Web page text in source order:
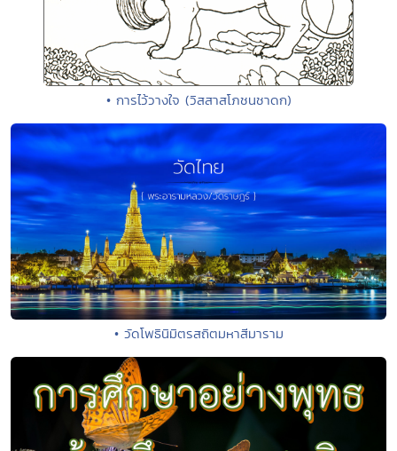
• การไว้วางใจ (วิสสาสโภชนชาดก)
• วัดโพธินิมิตรสถิตมหาสีมาราม